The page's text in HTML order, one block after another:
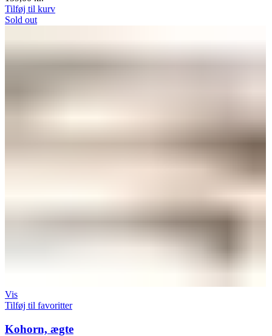
Tilføj til kurv
Sold out
Vis
Tilføj til favoritter
Kohorn, ægte